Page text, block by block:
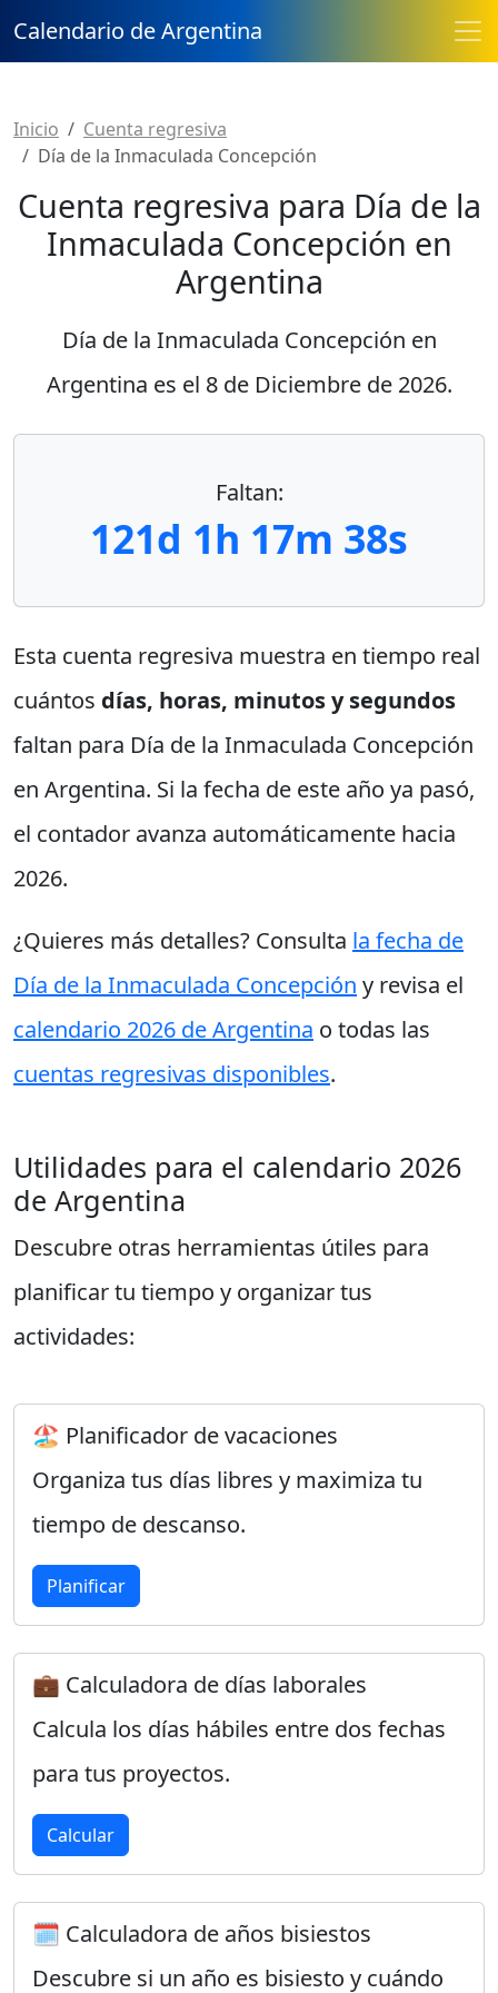
Calendario de Argentina
Inicio
Cuenta regresiva
Día de la Inmaculada Concepción
Cuenta regresiva para Día de la
Inmaculada Concepción en
Argentina
Día de la Inmaculada Concepción en
Argentina es el 8 de Diciembre de 2026.
Faltan:
121d 1h 17m 38s
Esta cuenta regresiva muestra en tiempo real
cuántos días, horas, minutos y segundos
faltan para Día de la Inmaculada Concepción
en Argentina. Si la fecha de este año ya pasó,
el contador avanza automáticamente hacia
2026.
¿Quieres más detalles? Consulta la fecha de
Día de la Inmaculada Concepción y revisa el
calendario 2026 de Argentina o todas las
cuentas regresivas disponibles.
Utilidades para el calendario 2026
de Argentina
Descubre otras herramientas útiles para
planificar tu tiempo y organizar tus
actividades:
🏖️ Planificador de vacaciones
Organiza tus días libres y maximiza tu
tiempo de descanso.
Planificar
💼 Calculadora de días laborales
Calcula los días hábiles entre dos fechas
para tus proyectos.
Calcular
🗓️ Calculadora de años bisiestos
Descubre si un año es bisiesto y cuándo